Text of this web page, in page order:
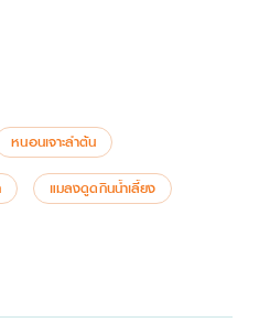
หนอนเจาะลำต้น
แมลงดูดกินน้ำเลี้ยง